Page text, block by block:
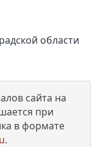
области
сайта на
при
в формате
.